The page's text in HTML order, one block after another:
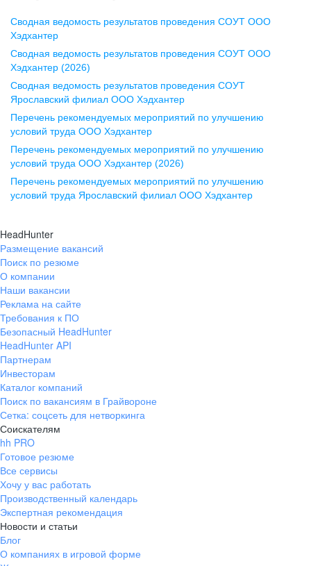
Воронеж
ул. Комиссаржевской, д. 10,
офис 1212
+7 473 280-05-05
pr@vrn.hh.ru
ул. Спартаковская, д. 2А, этаж 3,
помещение 15
+7 843 212-12-50
Екатеринбург
ул. Боевых Дружин, стр. 20,
+7 343 226-79-99
pr@ural.hh.ru
ул. Янковского, д. 169, 7 этаж,
706 каб.
+7 861 205-55-57
pr@krd.hh.ru
Владивосток
пер. Ланинский д. 4, офис 3.4
+7 423 202-33-28
pr@dv.hh.ru
Новосибирск
Сводная ведомость результатов проведения СОУТ ООО
Хэдхантер
Сводная ведомость результатов проведения СОУТ ООО
Хэдхантер (2026)
Сводная ведомость результатов проведения СОУТ
Ярославский филиал ООО Хэдхантер
Перечень рекомендуемых мероприятий по улучшению
условий труда ООО Хэдхантер
Перечень рекомендуемых мероприятий по улучшению
условий труда ООО Хэдхантер (2026)
Перечень рекомендуемых мероприятий по улучшению
условий труда Ярославский филиал ООО Хэдхантер
HeadHunter
Размещение вакансий
Поиск по резюме
О компании
Наши вакансии
Реклама на сайте
Требования к ПО
Безопасный HeadHunter
HeadHunter API
Партнерам
Инвесторам
Каталог компаний
Поиск по вакансиям в Грайвороне
Сетка: соцсеть для нетворкинга
Соискателям
hh PRO
Готовое резюме
Все сервисы
Хочу у вас работать
Производственный календарь
Экспертная рекомендация
Новости и статьи
Блог
О компаниях в игровой форме